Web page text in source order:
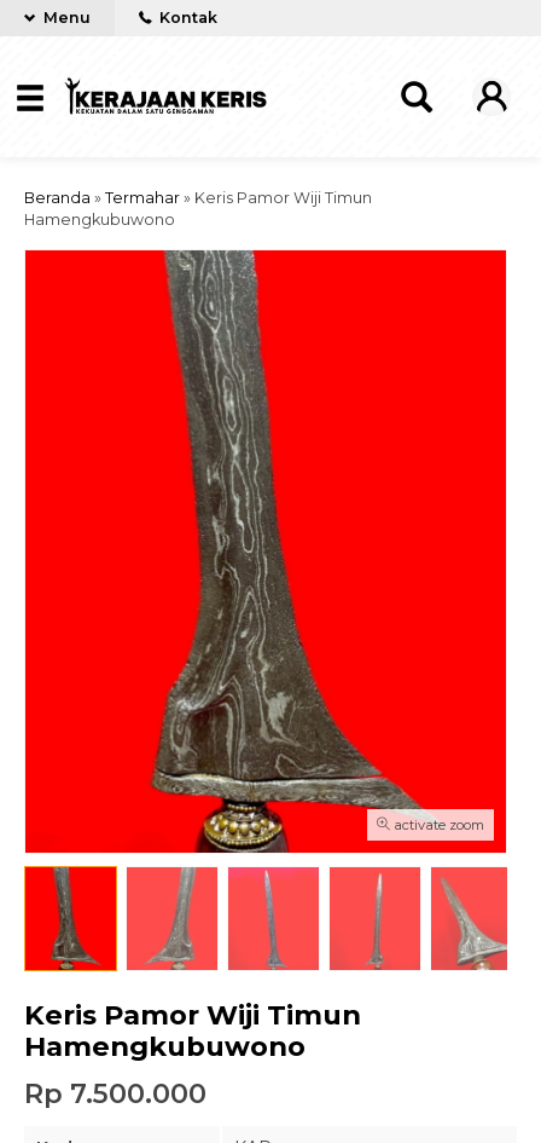
Menu Kontak
Beranda » Termahar » Keris Pamor Wiji Timun
Hamengkubuwono
activate zoom
Keris Pamor Wiji Timun
Hamengkubuwono
Rp 7.500.000